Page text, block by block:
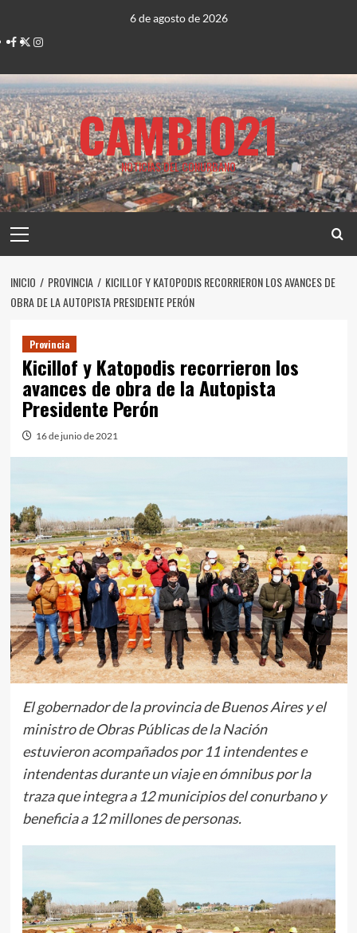
contenido
6 de agosto de 2026
Facebook
TwitterInstagram
CAMBIO21
NOTICIAS DEL CONURBANO
principal
INICIO PROVINCIA
KICILLOF Y KATOPODIS RECORRIERON LOS AVANCES DE
OBRA DE LA AUTOPISTA PRESIDENTE PERÓN
Provincia
Kicillof y Katopodis recorrieron los
avances de obra de la Autopista
Presidente Perón
16 de junio de 2021
El gobernador de la provincia de Buenos Aires y el
ministro de Obras Públicas de la Nación
estuvieron acompañados por 11 intendentes e
intendentas durante un viaje en ómnibus por la
traza que integra a 12 municipios del conurbano y
beneficia a 12 millones de personas.